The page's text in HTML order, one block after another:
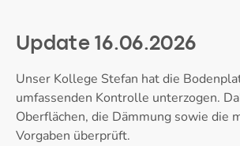
Update 16.06.2026
Unser Kollege Stefan hat die
umfassenden Kontrolle unterzogen.
Oberflächen, die Dämmung sowie die
Vorgaben überprüft.